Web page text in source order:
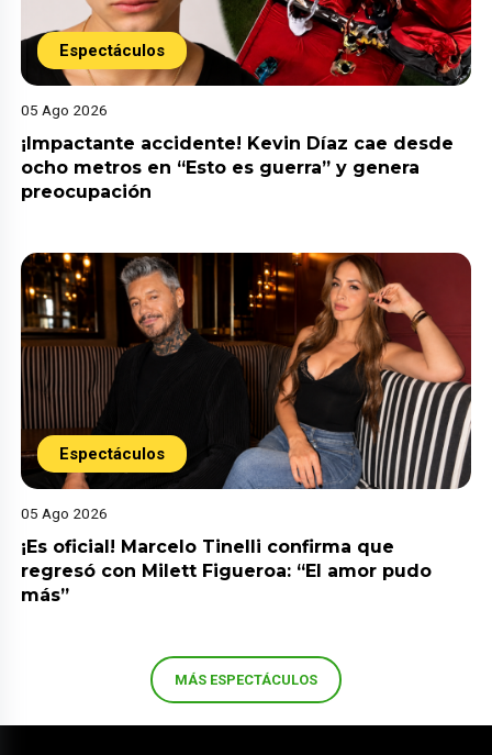
Espectáculos
05 Ago 2026
¡Impactante accidente! Kevin Díaz cae desde
ocho metros en “Esto es guerra” y genera
preocupación
Espectáculos
05 Ago 2026
¡Es oficial! Marcelo Tinelli confirma que
regresó con Milett Figueroa: “El amor pudo
más”
MÁS ESPECTÁCULOS